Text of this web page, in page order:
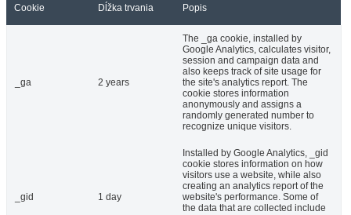
Cookie Dĺžka trvania Popis
_ga 2 years
The _ga cookie, installed by
Google Analytics, calculates visitor,
session and campaign data and
also keeps track of site usage for
the site's analytics report. The
cookie stores information
anonymously and assigns a
randomly generated number to
recognize unique visitors.
_gid 1 day
Installed by Google Analytics, _gid
cookie stores information on how
visitors use a website, while also
creating an analytics report of the
website's performance. Some of
the data that are collected include